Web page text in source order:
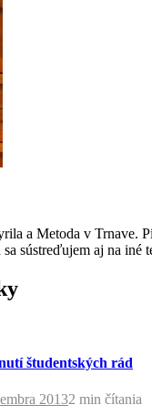
a Metoda v Trnave.
sústreďujem aj na
študentských rád
20132 min čítania